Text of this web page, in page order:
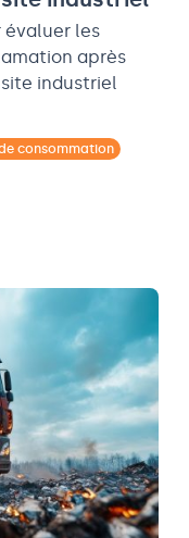
évaluer les
après
industriel
consommation